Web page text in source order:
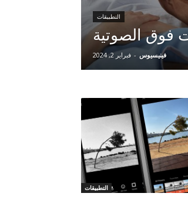
التطبيقات
فوق الصوتية
فينيسيوس - فبراير 2, 2024
التطبيقات